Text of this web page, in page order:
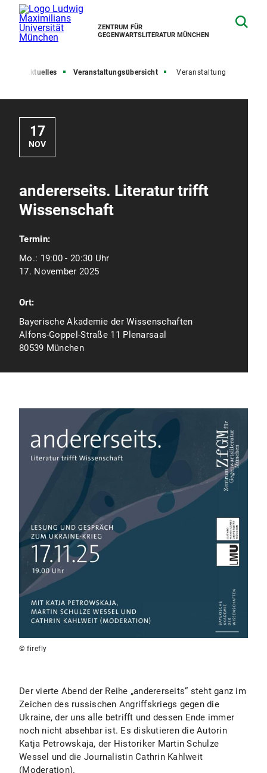
ZENTRUM FÜR
GEGENWARTSLITERATUR MÜNCHEN
Aktuelles Veranstaltungsübersicht Veranstaltung
17
NOV
andererseits. Literatur trifft
Wissenschaft
Termin:
Mo.: 19:00 - 20:30 Uhr
17. November 2025
Ort:
Bayerische Akademie der Wissenschaften
Alfons-Goppel-Straße 11 Plenarsaal
80539 München
© firefly
Der vierte Abend der Reihe „andererseits“ steht ganz im
Zeichen des russischen Angriffskriegs gegen die
Ukraine, der uns alle betrifft und dessen Ende immer
noch nicht absehbar ist. Es diskutieren die Autorin
Katja Petrowskaja, der Historiker Martin Schulze
Wessel und die Journalistin Cathrin Kahlweit
(Moderation).